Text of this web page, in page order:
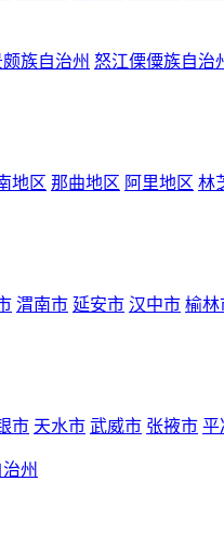
族自治州 怒江傈僳族自治
地区 那曲地区 阿里地区 林
渭南市 延安市 汉中市 榆林
市 天水市 武威市 张掖市 平
州